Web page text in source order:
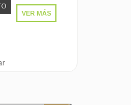
VER MÁS